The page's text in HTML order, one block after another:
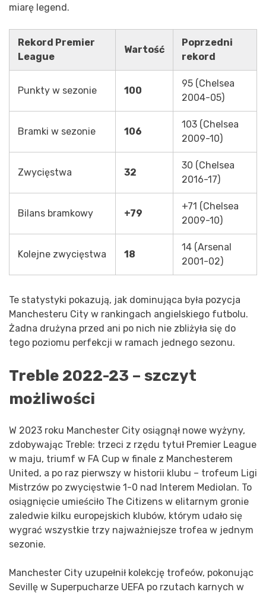
miarę legend.
Rekord Premier
League
Wartość
Poprzedni
rekord
Punkty w sezonie 100
95 (Chelsea
2004-05)
Bramki w sezonie 106
103 (Chelsea
2009-10)
Zwycięstwa 32
30 (Chelsea
2016-17)
Bilans bramkowy +79
+71 (Chelsea
2009-10)
Kolejne zwycięstwa 18
14 (Arsenal
2001-02)
Te statystyki pokazują, jak dominująca była pozycja
Manchesteru City w rankingach angielskiego futbolu.
Żadna drużyna przed ani po nich nie zbliżyła się do
tego poziomu perfekcji w ramach jednego sezonu.
Treble 2022-23 – szczyt
możliwości
W 2023 roku Manchester City osiągnął nowe wyżyny,
zdobywając Treble: trzeci z rzędu tytuł Premier League
w maju, triumf w FA Cup w finale z Manchesterem
United, a po raz pierwszy w historii klubu – trofeum Ligi
Mistrzów po zwycięstwie 1-0 nad Interem Mediolan. To
osiągnięcie umieściło The Citizens w elitarnym gronie
zaledwie kilku europejskich klubów, którym udało się
wygrać wszystkie trzy najważniejsze trofea w jednym
sezonie.
Manchester City uzupełnił kolekcję trofeów, pokonując
Sevillę w Superpucharze UEFA po rzutach karnych w